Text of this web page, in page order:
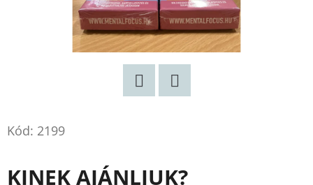
Kód: 2199
KINEK AJÁNLJUK?